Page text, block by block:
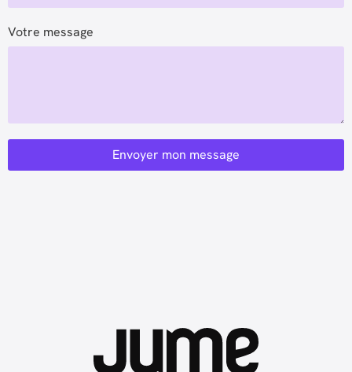
Votre message
Envoyer mon message